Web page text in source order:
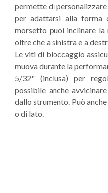
permette di
per adattarsi alla forma
morsetto puoi inclinare la
oltre che a sinistra e a
Le viti di bloccaggio
muova durante la
5/32" (inclusa) per
possibile anche
dallo strumento. Può
o di lato.